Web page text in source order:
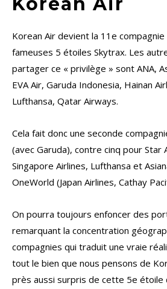
Korean Air devient la 11e
fameuses 5 étoiles Skytrax. Les
partager ce « privilège » sont ANA,
EVA Air, Garuda Indonesia, Hainan
Lufthansa, Qatar Airways.
Cela fait donc une seconde
(avec Garuda), contre cinq pour Star
Singapore Airlines, Lufthansa et
OneWorld (Japan Airlines, Cathay
On pourra toujours enfoncer des
remarquant la concentration
compagnies qui traduit une vraie
tout le bien que nous pensons de
près aussi surpris de cette 5e étoile